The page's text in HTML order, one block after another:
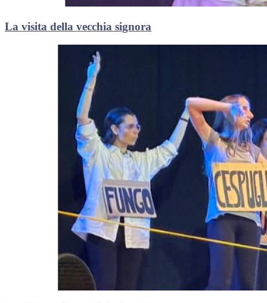
La visita della vecchia signora